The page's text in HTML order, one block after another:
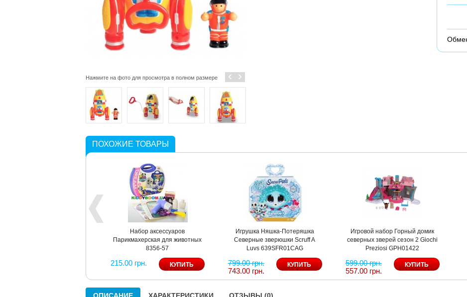
Нажмите на фото для просмотра в полном размере ‹ ›
ПОХОЖИЕ ТОВАРЫ
Набор аксессуаров
Парикмахерская для животных
8356-57
215.00 грн.
Игрушка Няшка-Потеряшка
Северные зверюшки Scruff A
Luvs 639SFR01CAG
799.00 грн.
743.00 грн.
Игровой набор Горный домик
северных зверей сезон 2 Giochi
Preziosi GPH01422
599.00 грн.
557.00 грн.
ОПИСАНИЕ ХАРАКТЕРИСТИКИ ОТЗЫВЫ (0)